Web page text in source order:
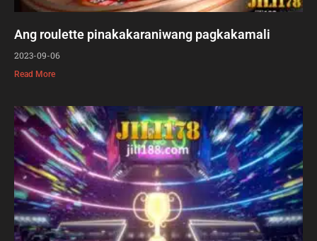
Ang roulette pinakakaraniwang pagkakamali
2023-09-06
Read More